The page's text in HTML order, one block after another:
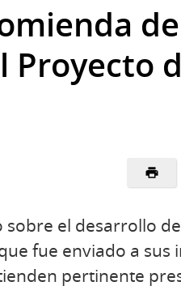
Proyecto
el desarrollo
fue enviado a sus
pertinente